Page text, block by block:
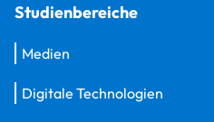
Studienbereiche
Medien
Digitale Technologien